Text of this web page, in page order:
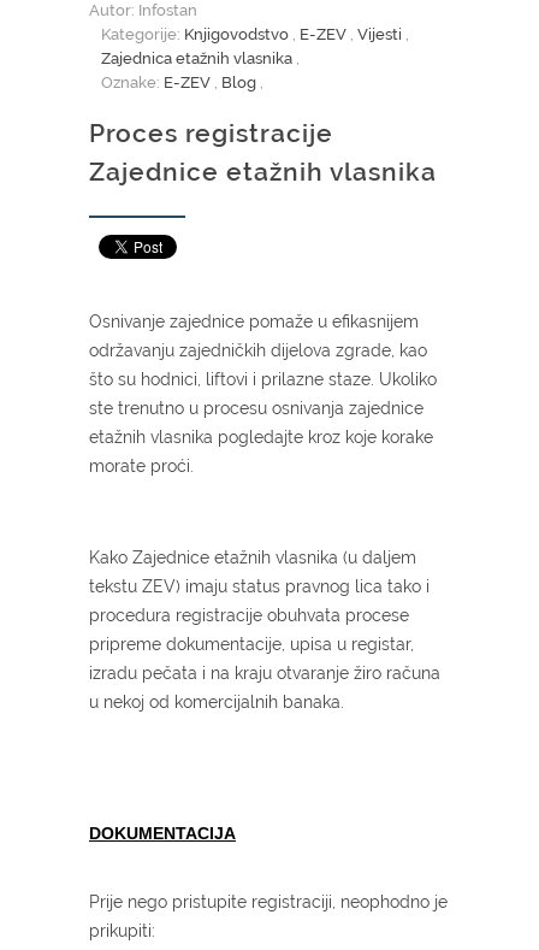
Autor: Infostan
Kategorije: Knjigovodstvo , E-ZEV , Vijesti ,
Zajednica etažnih vlasnika ,
Oznake: E-ZEV , Blog ,
Proces registracije
Zajednice etažnih vlasnika
Osnivanje zajednice pomaže u efikasnijem
održavanju zajedničkih dijelova zgrade, kao
što su hodnici, liftovi i prilazne staze. Ukoliko
ste trenutno u procesu osnivanja zajednice
etažnih vlasnika pogledajte kroz koje korake
morate proći.
Kako Zajednice etažnih vlasnika (u daljem
tekstu ZEV) imaju status pravnog lica tako i
procedura registracije obuhvata procese
pripreme dokumentacije, upisa u registar,
izradu pečata i na kraju otvaranje žiro računa
u nekoj od komercijalnih banaka.
DOKUMENTACIJA
Prije nego pristupite registraciji, neophodno je
prikupiti: